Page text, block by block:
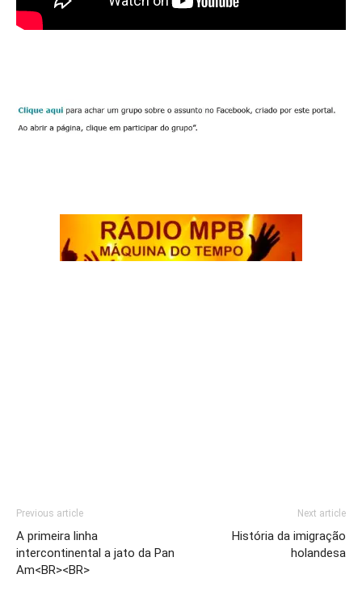
Previous article
A primeira linha
intercontinental a jato da Pan
Am<BR><BR>
Next article
História da imigração
holandesa